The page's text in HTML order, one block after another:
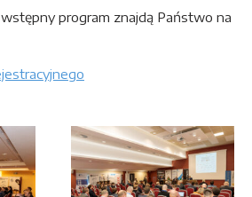
program znajdą Państwo na